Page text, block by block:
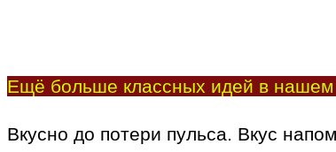
Ещё больше классных идей в нашем
Вкусно до потери пульса. Вкус